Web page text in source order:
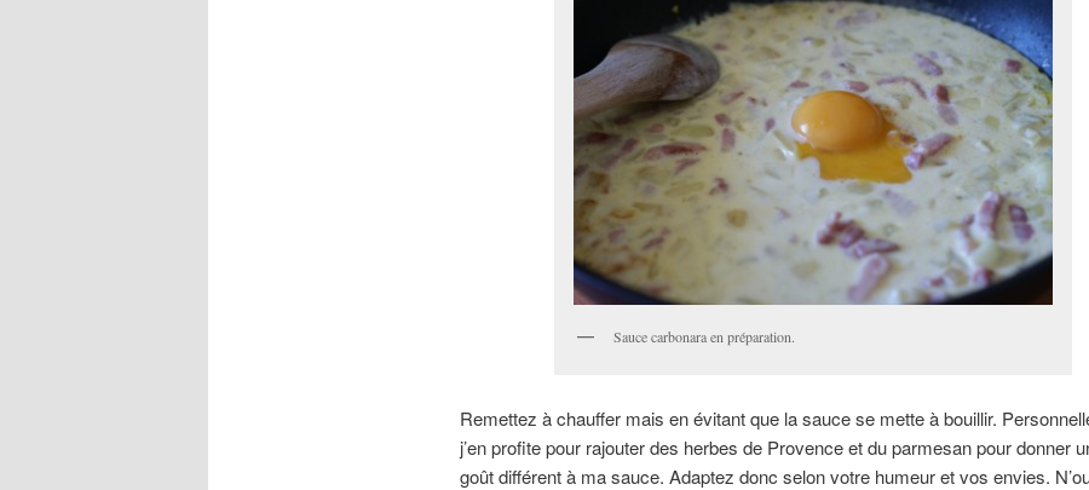
Sauce carbonara en préparation.
Remettez à chauffer mais en évitant que la sauce se mette à bouillir.
j’en profite pour rajouter des herbes de Provence et du parmesan pour donner
goût différent à ma sauce. Adaptez donc selon votre humeur et vos envies.